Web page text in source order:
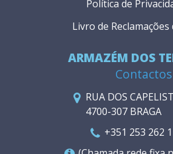
ARMAZÉM DOS
Contactos
RUA DOS
4700-307 BRAGA
+351 253 262
Política de
Livro de